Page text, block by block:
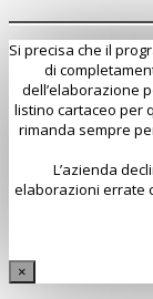
Si precisa che il
di
dell’elaborazione
listino cartaceo per
rimanda sempre
L’azienda
elaborazioni errate
×